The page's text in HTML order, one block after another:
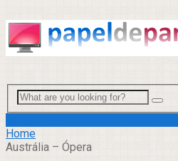
Home
Austrália – Ópera